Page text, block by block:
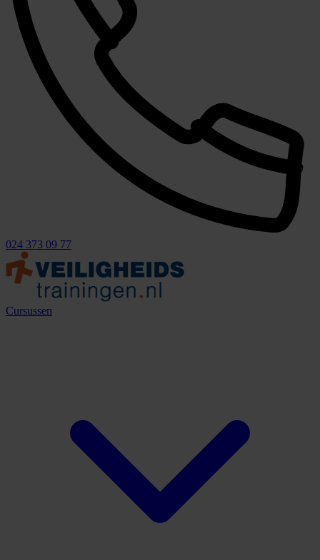
024 373 09 77
Cursussen